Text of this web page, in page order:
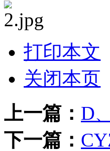
打印本文
关闭本页
上一篇： D
下一篇：